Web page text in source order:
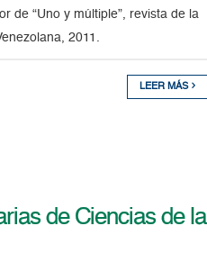
de “Uno y múltiple”, revista de la
2011.
LEER MÁS
de Ciencias de la